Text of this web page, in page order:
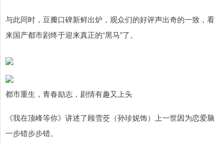
与此同时，豆瓣口碑新鲜出炉，观众们的好评声出奇的一致，看
来国产都市剧终于迎来真正的“黑马”了。
都市重生，青春励志，剧情有趣又上头
《我在顶峰等你》讲述了顾雪茭（孙珍妮饰）上一世因为恋爱脑
一步错步步错。